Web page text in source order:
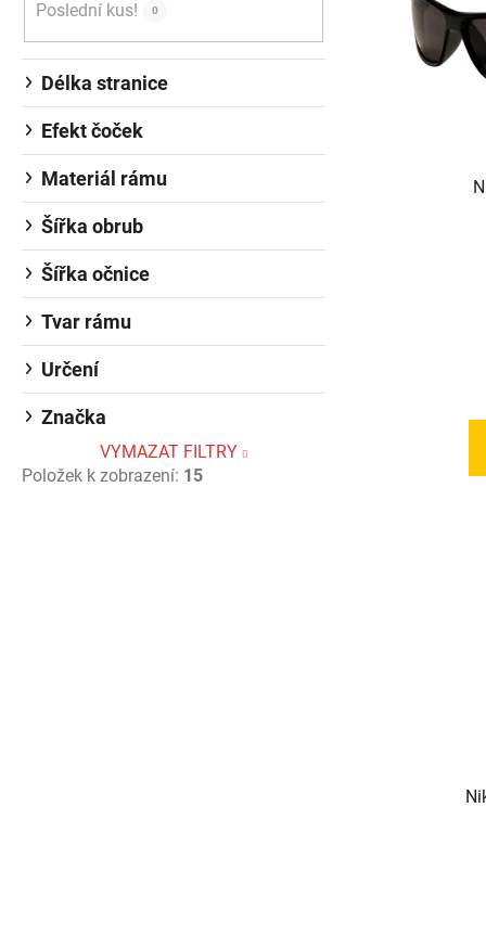
Poslední kus! 0
Délka stranice
Efekt čoček
Materiál rámu
Šířka obrub
Šířka očnice
Tvar rámu
Určení
Značka
VYMAZAT FILTRY
Položek k zobrazení: 15